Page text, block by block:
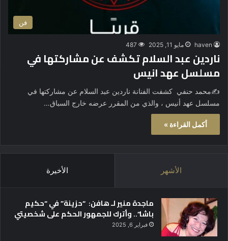
فن
haven مايو 11, 2025 487
ناردين عبد السلام تكشف عن مشاركتها في
مسلسل عهد انيس
✍️محمد حنفي كشفت الفنانة ناردين عبد السلام عن مشاركتها في
مسلسل عهد أنيس ، والذي من المقرر عرضه خارج السباق…
أكمل القراءة »
الأشهر الأخيرة
ماجدة منير لـ هافن: “حزينة” في “حكيم
باشا”.. وأترك للجمهور الحكم على شخصيتي
فبراير 6, 2025